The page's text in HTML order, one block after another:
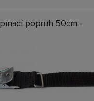
popruh 50cm -